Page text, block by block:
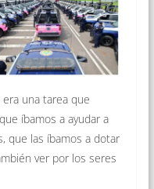
una tarea que
íbamos a ayudar a
que las íbamos a dotar
ver por los seres